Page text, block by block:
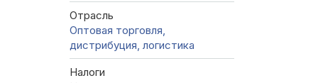
Отрасль
Оптовая торговля,
дистрибуция, логистика
Налоги